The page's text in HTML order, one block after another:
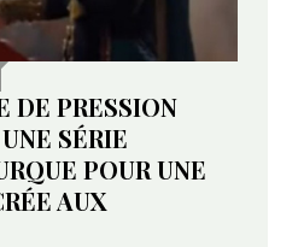
DE PRESSION
SÉRIE
POUR UNE
AUX